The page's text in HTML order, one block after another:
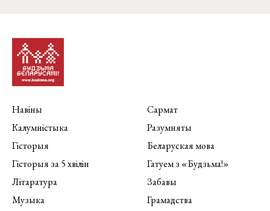
Навіны
Калумністыка
Гісторыя
Гісторыя за 5 хвілін
Літаратура
Музыка
Сармат
Разумняты
Беларуская мова
Гатуем з «Будзьма!»
Забавы
Грамадства